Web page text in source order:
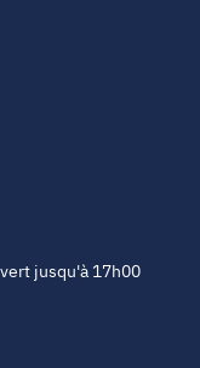
jusqu'à 17h00